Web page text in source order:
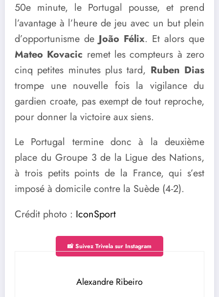
50e minute, le Portugal pousse, et prend
l’avantage à l’heure de jeu avec un but plein
d’opportunisme deJoão Félix. Et alors que
Mateo Kovacic remet les compteurs à zero
cinq petites minutes plus tard, Ruben Dias
trompe une nouvelle fois la vigilance du
gardien croate, pas exempt de tout reproche,
pour donner la victoire aux siens.
Le Portugal termine donc à la deuxième
place du Groupe 3 de la Ligue des Nations,
à trois petits points de la France, qui s’est
imposé à domicile contre la Suède (4-2).
Crédit photo : IconSport
📸 Suivez Trivela sur Instagram
Alexandre Ribeiro